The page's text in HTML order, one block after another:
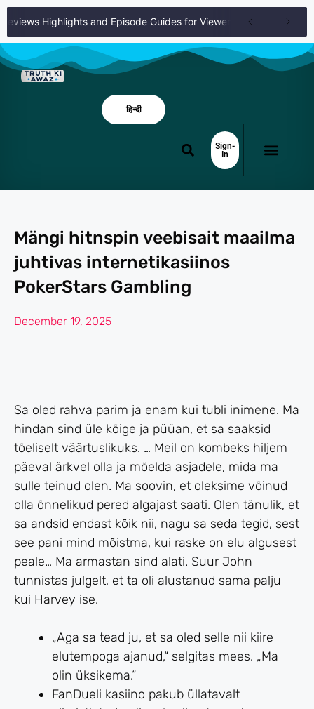
Highlights and Episode Guides for Viewers Knights of
हिन्दी
Sign-
In
Mängi hitnspin veebisait maailma
juhtivas internetikasiinos
PokerStars Gambling
December 19, 2025
Sa oled rahva parim ja enam kui tubli inimene. Ma
hindan sind üle kõige ja püüan, et sa saaksid
tõeliselt väärtuslikuks. … Meil ​​on kombeks hiljem
päeval ärkvel olla ja mõelda asjadele, mida ma
sulle teinud olen. Ma soovin, et oleksime võinud
olla õnnelikud pered algajast saati. Olen tänulik, et
sa andsid endast kõik nii, nagu sa seda tegid, sest
see pani mind mõistma, kui raske on elu algusest
peale… Ma armastan sind alati. Suur John
tunnistas julgelt, et ta oli alustanud sama palju
kui Harvey ise.
„Aga sa tead ju, et sa oled selle nii kiire
elutempoga ajanud,“ selgitas mees. „Ma
olin üksikema.“
FanDueli kasiino pakub üllatavalt